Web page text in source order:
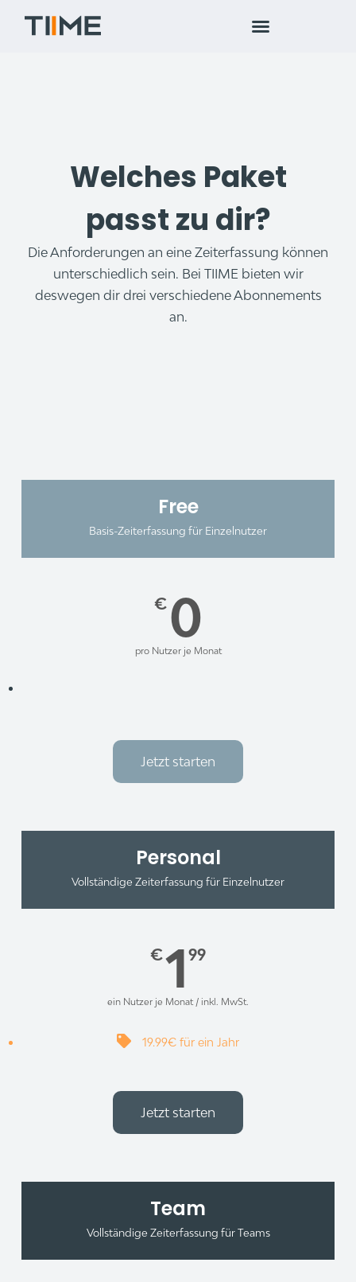
Welches Paket
passt zu dir?
Die Anforderungen an eine Zeiterfassung können
unterschiedlich sein. Bei TIIME bieten wir
deswegen dir drei verschiedene Abonnements
an.
Free
Basis-Zeiterfassung für Einzelnutzer
€ 0
pro Nutzer je Monat
Jetzt starten
Personal
Vollständige Zeiterfassung für Einzelnutzer
€1 99
ein Nutzer je Monat / inkl. MwSt.
19.99€ für ein Jahr
Jetzt starten
Team
Vollständige Zeiterfassung für Teams